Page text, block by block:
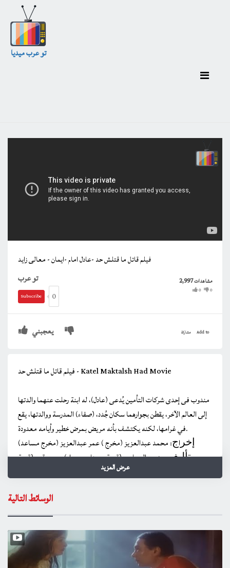
تو عرب ميديا
فيلم قاتل ما قتلش حد -عادل امام -ايمان - معالى زايد
تو عرب
Subscribe 0
2,997مشاهدات
0 0
يعجبني Add to مشاركة
فيلم قاتل ما قتلش حد - Katel Maktalsh Had Movie
مندوب فى إحدى شركات التأمين يُدعى (عادل)، له ابنة رحلت عنهما والدتها
إلى العالم الآخر، يقطن بجوارهما سكان جُدد، (صفاء) المدرسة ووالدتها، يقع
في غرامها، لكنه يكتشف بأنه مريض بمرض خطير وأيامه معدودة.
ﺇﺧﺮاﺝ: محمد عبدالعزيز (مخرج ) عمر عبدالعزيز (مخرج مساعد)
ﺗﺄﻟﻴﻒ: مدحت السباعي (قصة وسيناريو وحوار) بهجت قمر (قصة
حلمي
4 years ago
Category
فيديو/منوعات
عرض المزيد
الوسائط التالية